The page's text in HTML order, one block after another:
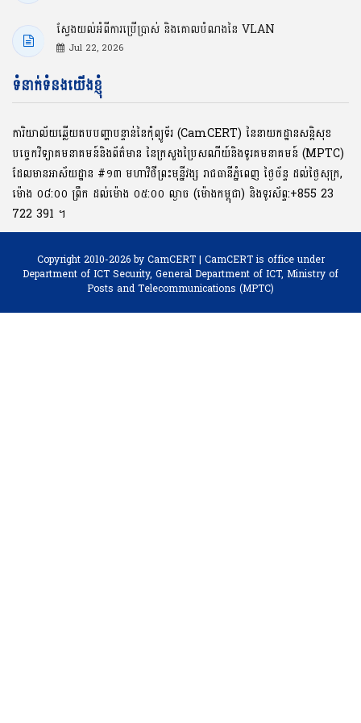
ស្វែងយល់អំពីការប្រើប្រាស់ និងគោលបំណងនៃ VLAN
Jul 22, 2026
ទំនាក់ទំនងយើងខ្ញុំ
ការិយាល័យឆ្លើយតបបញ្ហាបន្ទាន់នៃកុំព្យូទ័រ (CamCERT) នៃនាយកដ្ឋានសន្តិសុខ
បច្ចេកវិទ្យាគមនាគមន៍និងព័ត៌មាន នៃក្រសួងប្រៃសណីយ៍និងទូរគមនាគមន៍ (MPTC)
ដែលមានអាស័យដ្ឋាន #១៣ មហាវិថីព្រះមុនី្នវង្ស រាជធានីភ្នំពេញ ថ្ងៃច័ន្ទ ដល់ថ្ងៃសុក្រ,
ម៉ោង ០៨:០០ ​ព្រឹក ដល់ម៉ោង ០៥:០០ ល្ងាច (ម៉ោងកម្ពុជា) និងទូរស័ព្ទ:+855 23
722 391 ។
Copyright 2010-2026 by CamCERT | CamCERT is office under
Department of ICT Security, General Department of ICT, Ministry of
Posts and Telecommunications (MPTC)